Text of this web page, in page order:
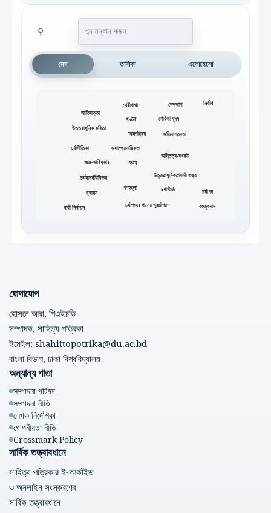
⚲
মেঘ তালিকা এলোমেলো
অভিবাস্তবতা
অসাম্প্রদায়িকতা
অস্তিত্ব-সংকট
আত্ম-আবিষ্কার
আত্মপরিচয়
উত্তরাধুনিক কবিতা
উত্তরাধুনিকতাবাদী তত্ত্ব
খণ্ডন
গণহত্যা
গেরিলা যুদ্ধ
চর্যাগীতি
চর্যাগীতিকা
চর্যাপদ
চর্যাপদের গানের পুনর্জাগরণ
চর্য্যাচর্যবিনিশ্চয়
ছদ্মায়ন
জাতিসত্তা
থেরীগাথা দেশভাগ
নারী নির্যাতন
নির্বাণ
বহুত্ববাদ
সংঘ
যোগাযোগ
হোসনে আরা, পিএইচডি
সম্পাদক, সাহিত্য পত্রিকা
ইমেইল: shahittopotrika@du.ac.bd
বাংলা বিভাগ, ঢাকা বিশ্ববিদ্যালয়
অন্যান্য পাতা
সম্পাদনা পরিষদ
সম্পাদনা নীতি
লেখক নির্দেশিকা
গোপনীয়তা নীতি
Crossmark Policy
সার্বিক তত্ত্বাবধানে
সাহিত্য পত্রিকার ই-আর্কাইভ
ও অনলাইন সংস্করণের
সার্বিক তত্ত্বাবধানে